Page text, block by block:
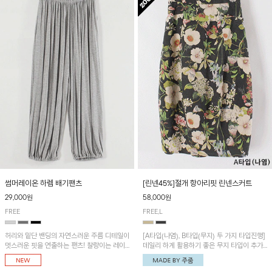
썸머레이온 하렘 배기팬츠
29,000원
FREE
허리와 밑단 밴딩의 자연스러운 주름 디테일이
멋스러운 핏을 연출하는 팬츠! 찰랑이는 레이
온 소재로 가볍고 시원하게 착용되며, 여유로
운 실루엣으로 활동성이 좋아 데일리 하게 즐
[린넨45%]절개 항아리핏 린넨스커트
58,000원
FREE,L
[A타입(나염), B타입(무지) 두 가지 타입진행]
데일리 하게 활용하기 좋은 무지 타입이 추가
되었어요~ 볼륨감 있는 항아리핏 실루엣이 유
니크하며 포켓디테일이 POINT!